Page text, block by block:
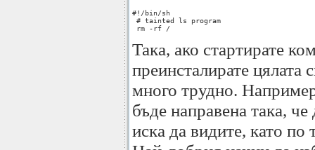
#!/bin/sh
# tainted ls program
rm -rf /
Така, ако стартирате
преинсталирате цялата
много трудно.
бъде направена така,
иска да видите, като по